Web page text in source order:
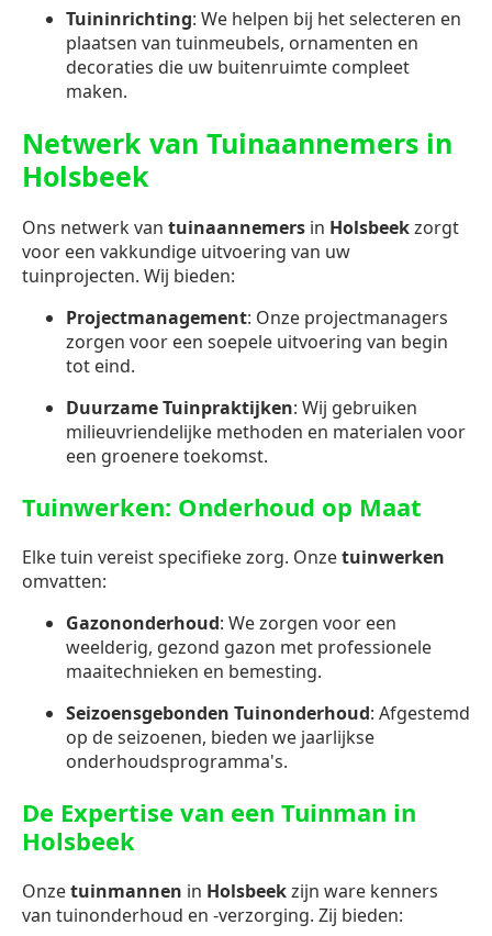
Tuininrichting: We helpen bij het selecteren en
plaatsen van tuinmeubels, ornamenten en
decoraties die uw buitenruimte compleet
maken.
Netwerk van Tuinaannemers in
Holsbeek
Ons netwerk van tuinaannemers in Holsbeekzorgt
voor een vakkundige uitvoering van uw
tuinprojecten. Wij bieden:
Projectmanagement: Onze projectmanagers
zorgen voor een soepele uitvoering van begin
tot eind.
Duurzame Tuinpraktijken: Wij gebruiken
milieuvriendelijke methoden en materialen voor
een groenere toekomst.
Tuinwerken: Onderhoud op Maat
Elke tuin vereist specifieke zorg. Onzetuinwerken
omvatten:
Gazononderhoud: We zorgen voor een
weelderig, gezond gazon met professionele
maaitechnieken en bemesting.
Seizoensgebonden Tuinonderhoud: Afgestemd
op de seizoenen, bieden we jaarlijkse
onderhoudsprogramma's.
De Expertise van een Tuinman in
Holsbeek
Onzetuinmannen in Holsbeekzijn ware kenners
van tuinonderhoud en -verzorging. Zij bieden: